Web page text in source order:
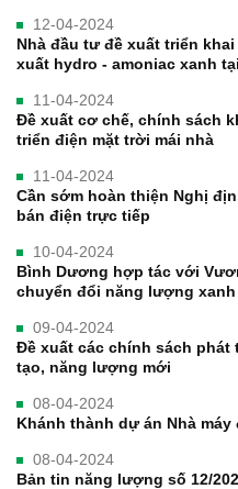
12-04-2024
Nhà đầu tư đề xuất triển
xuất hydro - amoniac xanh
11-04-2024
Đề xuất cơ chế, chính sách
triển điện mặt trời mái nhà
11-04-2024
Cần sớm hoàn thiện Nghị
bán điện trực tiếp
10-04-2024
Bình Dương hợp tác với
chuyển đổi năng lượng xanh
09-04-2024
Đề xuất các chính sách phát
tạo, năng lượng mới
08-04-2024
Khánh thành dự án Nhà máy
08-04-2024
Bản tin năng lượng số 12/